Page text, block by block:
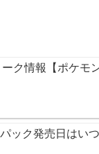
ク情報【ポケモ
ック発売日はい